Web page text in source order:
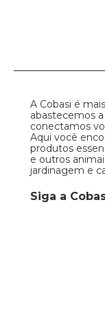
A Cobasi é
abastecemos
conectamos
Aqui você
produtos
e outros
jardinagem e
Siga a